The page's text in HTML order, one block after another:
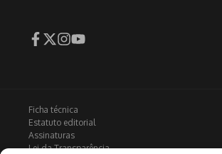
Ficha técnica
Estatuto editorial
Assinaturas
Lei da Transparência